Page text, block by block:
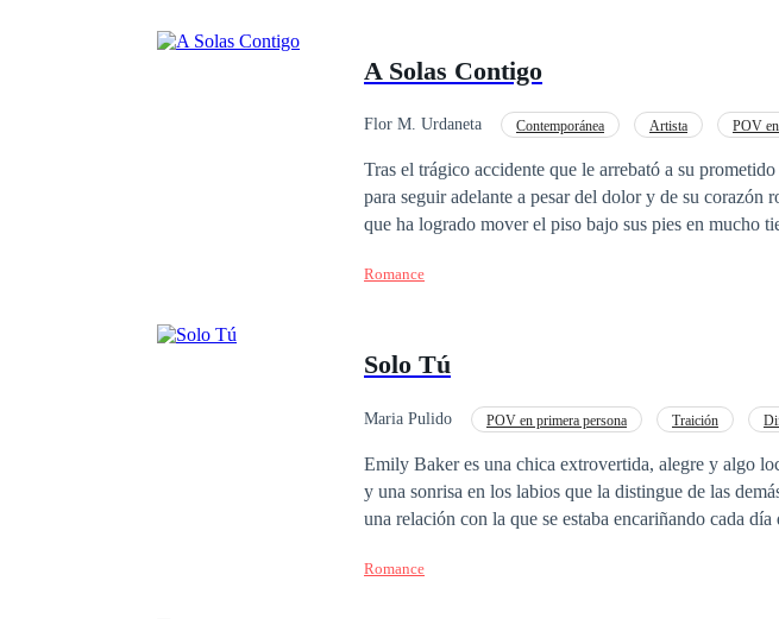
¿podrás hacerlo?
A Solas Contigo
Flor M. Urdaneta Contemporánea Artista POV
Tras el trágico accidente que le arrebató a su
para seguir adelante a pesar del dolor y de su
que ha logrado mover el piso bajo sus pies en mucho
demonios y hará lo necesario para ganarse un lugar en
Romance
Solo Tú
Maria Pulido POV en primera persona Traición
Emily Baker es una chica extrovertida, alegre y algo
y una sonrisa en los labios que la distingue de las
una relación con la que se estaba encariñando cada
conciencia, le anuncia su compromiso con una mujer
Romance